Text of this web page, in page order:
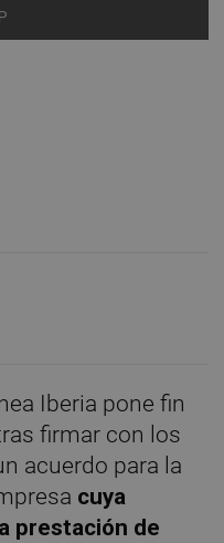
Iberia pone fin
firmar con los
acuerdo para la
cuya
prestación de